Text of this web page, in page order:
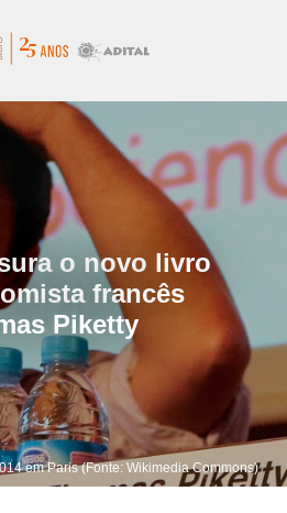
o novo livro
francês
Piketty
em Paris (Fonte: Wikimedia Commons)